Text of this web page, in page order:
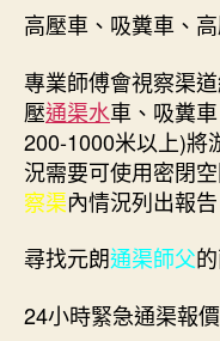
高壓車、吸糞車、
專業師傅會視察渠
壓通渠水車、吸糞
200-1000米以上)將
況需要可使用密閉
察渠內情況列出報
尋找元朗通渠師父
24小時緊急通渠報